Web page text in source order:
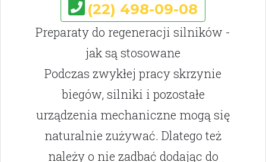
(22) 498-09-08
Preparaty do regeneracji silników -
jak są stosowane
Podczas zwykłej pracy skrzynie
biegów, silniki i pozostałe
urządzenia mechaniczne mogą się
naturalnie zużywać. Dlatego też
należy o nie zadbać dodając do